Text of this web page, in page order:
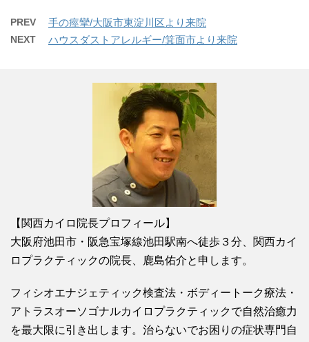
PREV 手の痙攣/大阪市東淀川区より来院
NEXT ハウスダストアレルギー/箕面市より来院
【関西カイロ院長プロフィール】
大阪府池田市・阪急宝塚線池田駅南へ徒歩３分、関西カイ
ロプラクティックの院長、鹿島佑介と申します。
フィシオエナジェティック検査法・ボディートーク療法・
アトラスオーソゴナルカイロプラクティックで自然治癒力
を最大限に引き出します。治らないでお困りの症状専門自